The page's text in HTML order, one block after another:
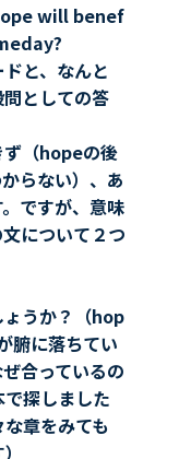
will benef
と、なんと
としての答
ず（hopeの後
らない）、あ
ですが、意味
について２つ
うか？（hop
腑に落ちてい
合っているの
探しました
章をみても